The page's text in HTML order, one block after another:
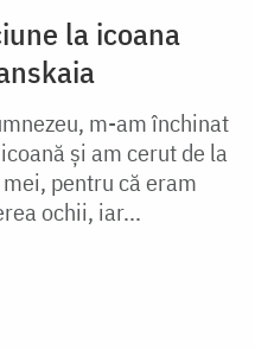
la icoana
m-am închinat
și am cerut de la
pentru că eram
ochii, iar...